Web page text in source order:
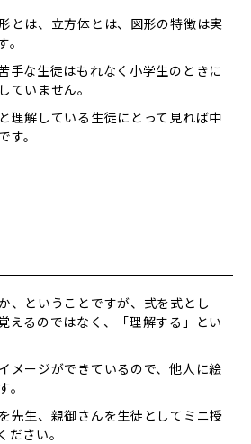
とは、立方体とは、図形の特徴は実
手な生徒はもれなく小学生のときに
ていません。
理解している生徒にとって見れば中
。
、ということですが、式を式とし
えるのではなく、「理解する」とい
メージができているので、他人に絵
先生、親御さんを生徒としてミニ授
さい。